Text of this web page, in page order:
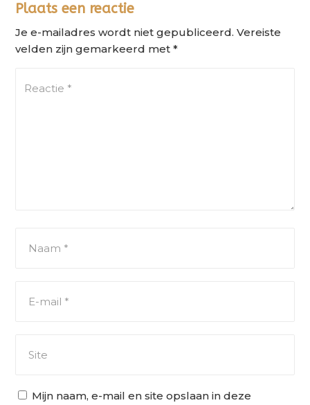
Plaats een reactie
Je e-mailadres wordt niet gepubliceerd. Vereiste
velden zijn gemarkeerd met*
Mijn naam, e-mail en site opslaan in deze